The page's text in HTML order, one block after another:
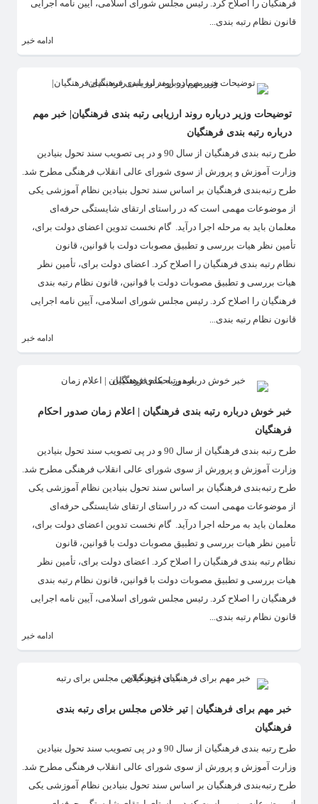
فرهنگیان را اصلاح کرد. رئیس مجلس شورای اسلامی، آیین نامه اجرایی
قانون نظام رتبه بندی...
ادامه خبر
توضیحات وزیر درباره روند ارزیابی رتبه بندی فرهنگیان| خبر مهم
درباره رتبه بندی فرهنگیان
​طرح رتبه بندی فرهنگیان از سال 90 و در پی تصویب سند تحول بنیادین
وزارت آموزش و پرورش از سوی شورای عالی انقلاب فرهنگی مطرح شد.
طرح رتبه‌بندی فرهنگیان بر اساس سند تحول بنیادین نظام آموزشی یکی
از موضوعات مهمی است که در راستای ارتقای شایستگی حرفه‌ای
معلمان باید به مرحله اجرا درآید. گام نخست تدوین اعضای دولت برای،
تأمین نظر هیات بررسی و تطبیق مصوبات دولت با قوانین، قانون
نظام رتبه بندی فرهنگیان را اصلاح کرد. اعضای دولت برای، تأمین نظر
هیات بررسی و تطبیق مصوبات دولت با قوانین، قانون نظام رتبه بندی
فرهنگیان را اصلاح کرد. رئیس مجلس شورای اسلامی، آیین نامه اجرایی
قانون نظام رتبه بندی...
ادامه خبر
خبر خوش درباره رتبه بندی فرهنگیان | اعلام زمان صدور احکام
فرهنگیان
طرح رتبه بندی فرهنگیان از سال 90 و در پی تصویب سند تحول بنیادین
وزارت آموزش و پرورش از سوی شورای عالی انقلاب فرهنگی مطرح شد.
طرح رتبه‌بندی فرهنگیان بر اساس سند تحول بنیادین نظام آموزشی یکی
از موضوعات مهمی است که در راستای ارتقای شایستگی حرفه‌ای
معلمان باید به مرحله اجرا درآید. گام نخست تدوین اعضای دولت برای،
تأمین نظر هیات بررسی و تطبیق مصوبات دولت با قوانین، قانون
نظام رتبه بندی فرهنگیان را اصلاح کرد. اعضای دولت برای، تأمین نظر
هیات بررسی و تطبیق مصوبات دولت با قوانین، قانون نظام رتبه بندی
فرهنگیان را اصلاح کرد. رئیس مجلس شورای اسلامی، آیین نامه اجرایی
قانون نظام رتبه بندی...
ادامه خبر
خبر مهم برای فرهنگیان | تیر خلاص مجلس برای رتبه بندی
فرهنگیان
طرح رتبه بندی فرهنگیان از سال 90 و در پی تصویب سند تحول بنیادین
وزارت آموزش و پرورش از سوی شورای عالی انقلاب فرهنگی مطرح شد.
طرح رتبه‌بندی فرهنگیان بر اساس سند تحول بنیادین نظام آموزشی یکی